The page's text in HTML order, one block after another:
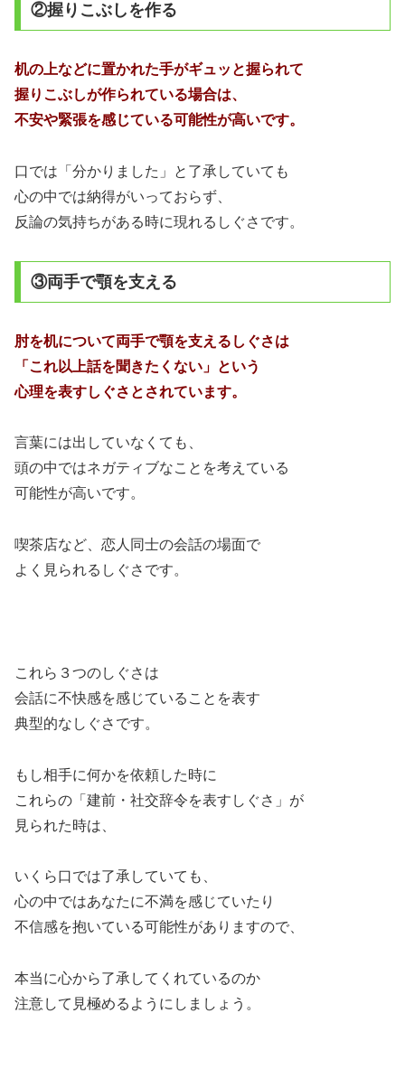
②握りこぶしを作る
机の上などに置かれた手がギュッと握られて
握りこぶしが作られている場合は、
不安や緊張を感じている可能性が高いです。
口では「分かりました」と了承していても
心の中では納得がいっておらず、
反論の気持ちがある時に現れるしぐさです。
③両手で顎を支える
肘を机について両手で顎を支えるしぐさは
「これ以上話を聞きたくない」という
心理を表すしぐさとされています。
言葉には出していなくても、
頭の中ではネガティブなことを考えている
可能性が高いです。
喫茶店など、恋人同士の会話の場面で
よく見られるしぐさです。
これら３つのしぐさは
会話に不快感を感じていることを表す
典型的なしぐさです。
もし相手に何かを依頼した時に
これらの「建前・社交辞令を表すしぐさ」が
見られた時は、
いくら口では了承していても、
心の中ではあなたに不満を感じていたり
不信感を抱いている可能性がありますので、
本当に心から了承してくれているのか
注意して見極めるようにしましょう。